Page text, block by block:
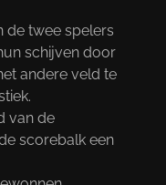
de twee spelers
schijven door
andere veld te
van de
scorebalk een